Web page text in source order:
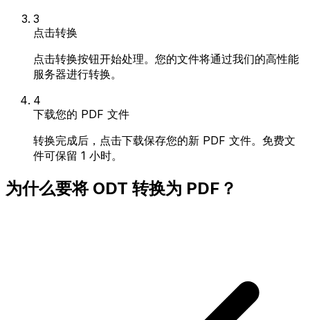
3
点击转换
点击转换按钮开始处理。您的文件将通过我们的高性能
服务器进行转换。
4
下载您的 PDF 文件
转换完成后，点击下载保存您的新 PDF 文件。免费文
件可保留 1 小时。
为什么要将 ODT 转换为 PDF？